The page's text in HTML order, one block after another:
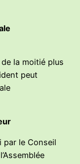
la moitié plus
peut
par le Conseil